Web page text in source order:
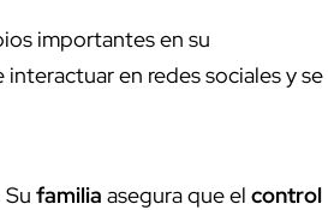
importantes en su
interactuar en redes sociales y se
familia asegura que el control